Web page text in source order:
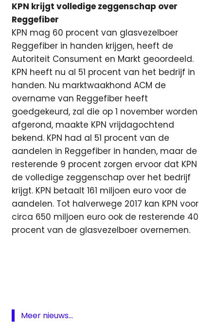
KPN krijgt volledige zeggenschap over
Reggefiber
KPN mag 60 procent van glasvezelboer
Reggefiber in handen krijgen, heeft de
Autoriteit Consument en Markt geoordeeld.
KPN heeft nu al 51 procent van het bedrijf in
handen. Nu marktwaakhond ACM de
overname van Reggefiber heeft
goedgekeurd, zal die op 1 november worden
afgerond, maakte KPN vrijdagochtend
bekend. KPN had al 51 procent van de
aandelen in Reggefiber in handen, maar de
resterende 9 procent zorgen ervoor dat KPN
de volledige zeggenschap over het bedrijf
krijgt. KPN betaalt 161 miljoen euro voor de
aandelen. Tot halverwege 2017 kan KPN voor
circa 650 miljoen euro ook de resterende 40
procent van de glasvezelboer overnemen.
media
Meer nieuws...